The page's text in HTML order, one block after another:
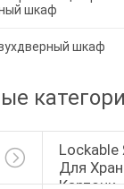
шкаф
шкаф
Для